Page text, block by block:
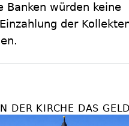
Banken würden keine
der
DER KIRCHE DAS